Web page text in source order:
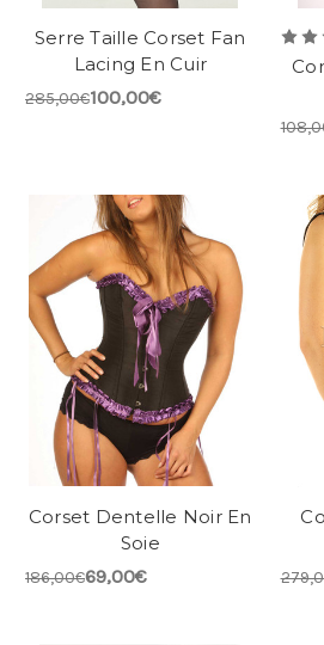
Serre Taille Corset Fan
Lacing En Cuir
285,00€100,00€
Corset Dentelle Noir En
Soie
186,00€69,00€